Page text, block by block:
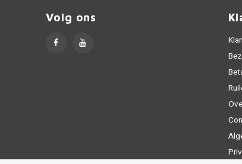
Volg ons